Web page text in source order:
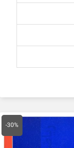
-30%
قیمت
30,000 تومان
بود.
قیمت
فعلی